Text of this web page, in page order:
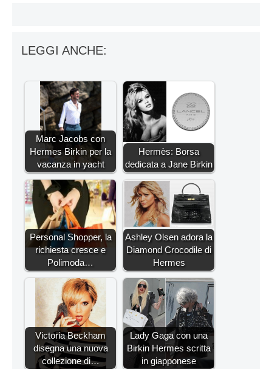
LEGGI ANCHE:
Marc Jacobs con
Hermes Birkin per la
vacanza in yacht
Hermès: Borsa
dedicata a Jane Birkin
Personal Shopper, la
richiesta cresce e
Polimoda…
Ashley Olsen adora la
Diamond Crocodile di
Hermes
Victoria Beckham
disegna una nuova
collezione di…
Lady Gaga con una
Birkin Hermes scritta
in giapponese